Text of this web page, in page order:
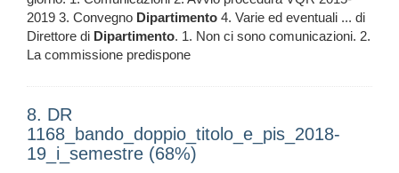
2019 3. Convegno Dipartimento 4. Varie ed eventuali ... di
Direttore di Dipartimento. 1. Non ci sono comunicazioni. 2.
La commissione predispone
8. DR
1168_bando_doppio_titolo_e_pis_2018-
19_i_semestre (68%)